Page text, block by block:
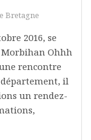
Bretagne
2016, se
Ohhh
rencontre
il
un rendez-